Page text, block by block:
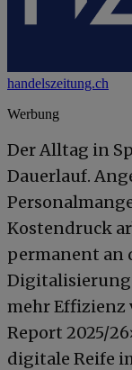
handelszeitung.ch
Werbung
Der Alltag in
Dauerlauf.
Kostendruck
permanent an
Digitalisierung
mehr Effizienz
Report 2025/
digitale Reife